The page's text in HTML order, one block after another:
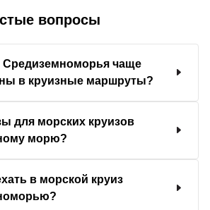
вопросы
Средиземноморья чаще
в круизные маршруты?
для морских круизов
морю?
в морской круиз